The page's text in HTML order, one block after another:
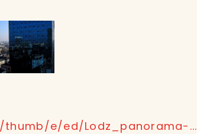
e/ed/Lodz_panorama-...